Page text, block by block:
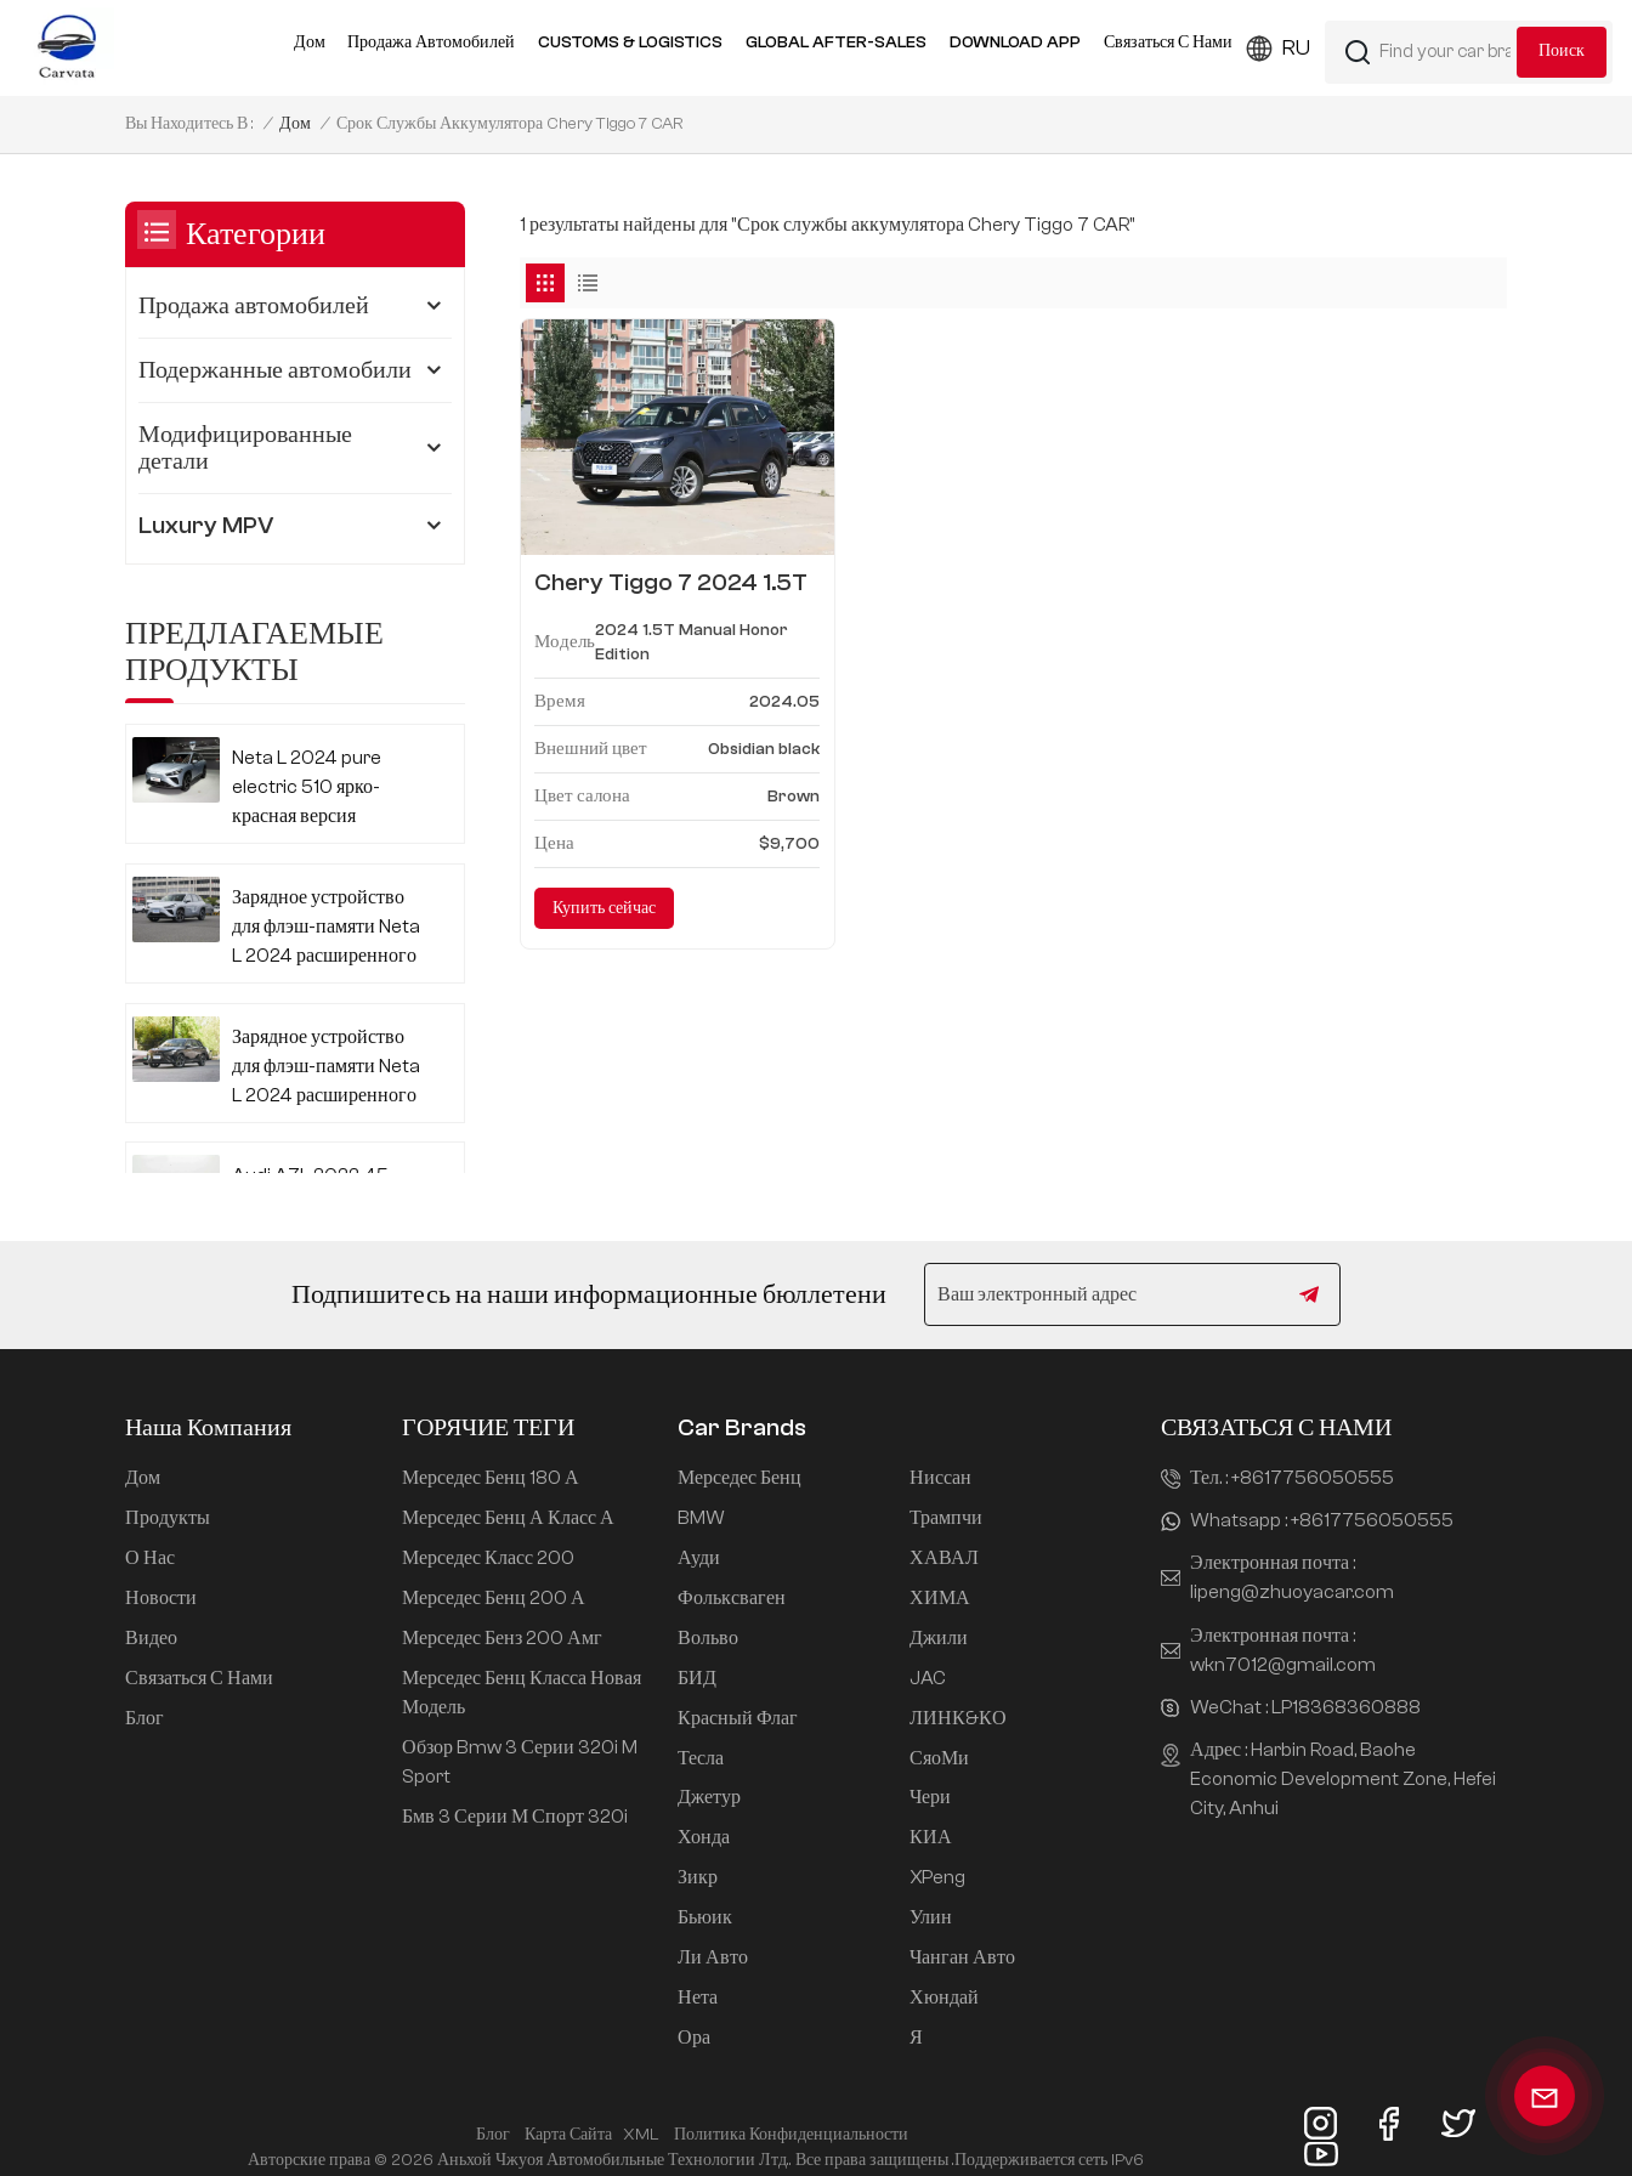
RU
Дом Продажа Автомобилей CUSTOMS & LOGISTICS GLOBAL AFTER-SALES DOWNLOAD APP Связаться С Нами
Вы Находитесь В : / Дом / Срок Службы Аккумулятора Chery Tiggo 7 CAR
1 результаты найдены для "Срок службы аккумулятора Chery Tiggo 7 CAR"
Chery Tiggo 7 2024 1.5T
эксплуатации Honor
Модель
2024 1.5T Manual Honor
Edition
Время 2024.05
Внешний цвет Obsidian black
Цвет салона Brown
Цена $9,700
Купить сейчас
Категории
Продажа автомобилей
Подержанные автомобили
Модифицированные
детали
Luxury MPV
ПРЕДЛАГАЕМЫЕ
ПРОДУКТЫ
Neta L 2024 pure
electric 510 ярко-
красная версия
Зарядное устройство
для флэш-памяти Neta
L 2024 расширенного
Зарядное устройство
для флэш-памяти Neta
L 2024 расширенного
Audi A7L 2022 45
Ли Авто L6 2024
Макс.
Ли Авто L6 2024 Про
дальнобойная версия
для умного вождения
Mi SU7 2024, 830 км,
Подпишитесь на наши информационные бюллетени
Наша Компания
Дом
Продукты
О Нас
Новости
Видео
Связаться С Нами
Блог
ГОРЯЧИЕ ТЕГИ
Мерседес Бенц 180 А
Мерседес Бенц А Класс А
Мерседес Класс 200
Мерседес Бенц 200 А
Мерседес Бенз 200 Амг
Мерседес Бенц Класса Новая
Модель
Обзор Bmw 3 Серии 320i M
Sport
Бмв 3 Серии М Спорт 320i
Car Brands
Мерседес Бенц
BMW
Ауди
Фольксваген
Вольво
БИД
Красный Флаг
Тесла
Джетур
Хонда
Зикр
Бьюик
Ли Авто
Нета
Ора
Ниссан
Трампчи
ХАВАЛ
ХИМА
Джили
JAC
ЛИНК&КО
СяоМи
Чери
КИА
XPeng
Улин
Чанган Авто
Хюндай
Я
СВЯЗАТЬСЯ С НАМИ
Тел. :+8617756050555
Whatsapp :+8617756050555
Электронная почта :
lipeng@zhuoyacar.com
Электронная почта :
wkn7012@gmail.com
WeChat : LP18368360888
Адрес : Harbin Road, Baohe
Economic Development Zone, Hefei
City, Anhui
Блог Карта Сайта XML
Политика Конфиденциальности
Авторские права © 2026 Аньхой Чжуоя Автомобильные Технологии Лтд.. Все права защищены .Поддерживается сеть IPv6